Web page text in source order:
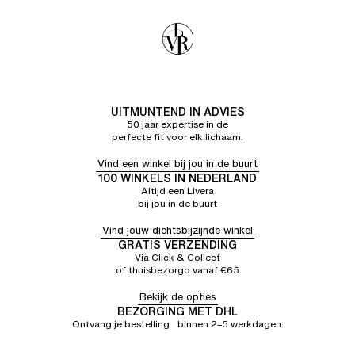
UITMUNTEND IN ADVIES
50 jaar expertise in de
perfecte fit voor elk lichaam.
Vind een winkel bij jou in de buurt
100 WINKELS IN NEDERLAND
Altijd een Livera
bij jou in de buurt
Vind jouw dichtsbijzijnde winkel
GRATIS VERZENDING
Via Click & Collect
of thuisbezorgd vanaf €65
Bekijk de opties
BEZORGING MET DHL
Ontvang je bestelling binnen 2–5 werkdagen.